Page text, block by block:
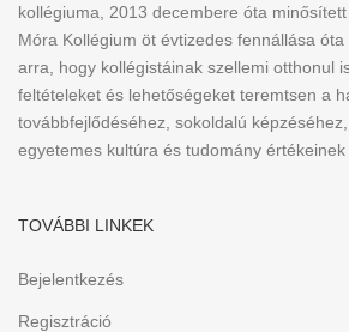
kollégiuma, 2013 decembere óta
Móra Kollégium öt évtizedes fennállása
arra, hogy kollégistáinak szellemi otthonul
feltételeket és lehetőségeket teremtsen a
továbbfejlődéséhez, sokoldalú
egyetemes kultúra és tudomány értékeinek
TOVÁBBI LINKEK
Bejelentkezés
Regisztráció